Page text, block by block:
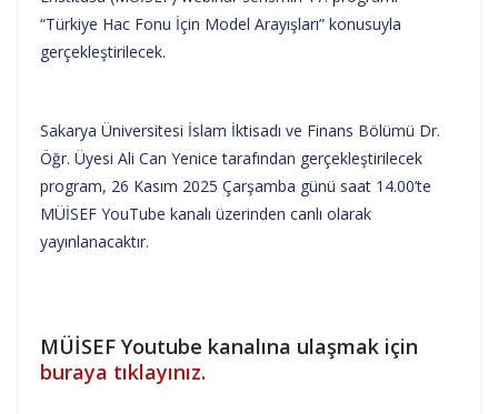
“Türkiye Hac Fonu İçin Model Arayışları” konusuyla
gerçekleştirilecek.
Sakarya Üniversitesi İslam İktisadı ve Finans Bölümü Dr.
Öğr. Üyesi Ali Can Yenice tarafından gerçekleştirilecek
program, 26 Kasım 2025 Çarşamba günü saat 14.00’te
MÜİSEF YouTube kanalı üzerinden canlı olarak
yayınlanacaktır.
MÜİSEF Youtube kanalına ulaşmak için
buraya tıklayınız.